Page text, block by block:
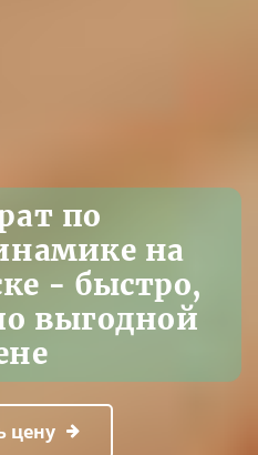
по
на
- быстро,
выгодной
цену